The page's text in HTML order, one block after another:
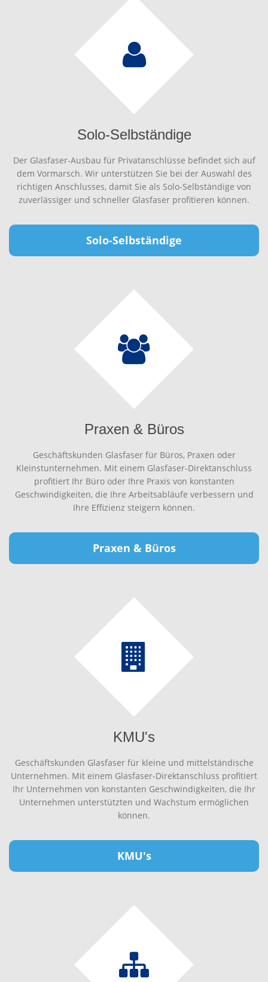
Solo-Selbständige
Der Glasfaser-Ausbau für Privatanschlüsse befindet sich auf
dem Vormarsch. Wir unterstützen Sie bei der Auswahl des
richtigen Anschlusses, damit Sie als Solo-Selbständige von
zuverlässiger und schneller Glasfaser profitieren können.
Solo-Selbständige
Praxen & Büros
Geschäftskunden Glasfaser für Büros, Praxen oder
Kleinstunternehmen. Mit einem Glasfaser-Direktanschluss
profitiert Ihr Büro oder Ihre Praxis von konstanten
Geschwindigkeiten, die Ihre Arbeitsabläufe verbessern und
Ihre Effizienz steigern können.
Praxen & Büros
KMU's
Geschäftskunden Glasfaser für kleine und mittelständische
Unternehmen. Mit einem Glasfaser-Direktanschluss profitiert
Ihr Unternehmen von konstanten Geschwindigkeiten, die Ihr
Unternehmen unterstützten und Wachstum ermöglichen
können.
KMU's